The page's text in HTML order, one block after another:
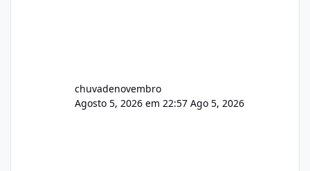
chuvadenovembro
Agosto 5, 2026 em 22:57 Ago 5, 2026